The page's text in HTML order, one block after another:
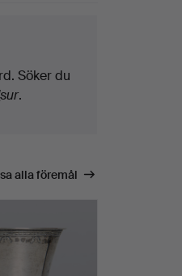
Söker du
sur.
alla föremål